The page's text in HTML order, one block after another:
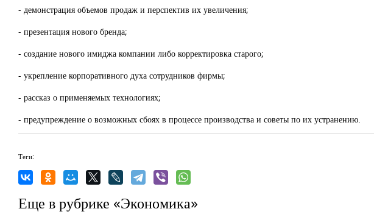
- демонстрация объемов продаж и перспектив их увеличения;
- презентация нового бренда;
- создание нового имиджа компании либо корректировка старого;
- укрепление корпоративного духа сотрудников фирмы;
- рассказ о применяемых технологиях;
- предупреждение о возможных сбоях в процессе производства и советы по их устранению.
Теги:
Еще в рубрике «Экономика»